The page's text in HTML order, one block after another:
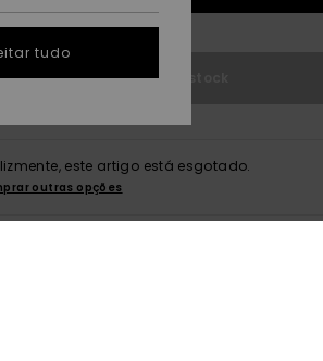
Sem stock
este artigo está esgotado.
outras opções
tudo